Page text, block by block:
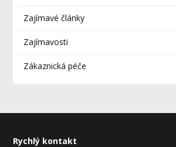
Zajímavé články
Zajímavosti
Zákaznická péče
Rychlý kontakt